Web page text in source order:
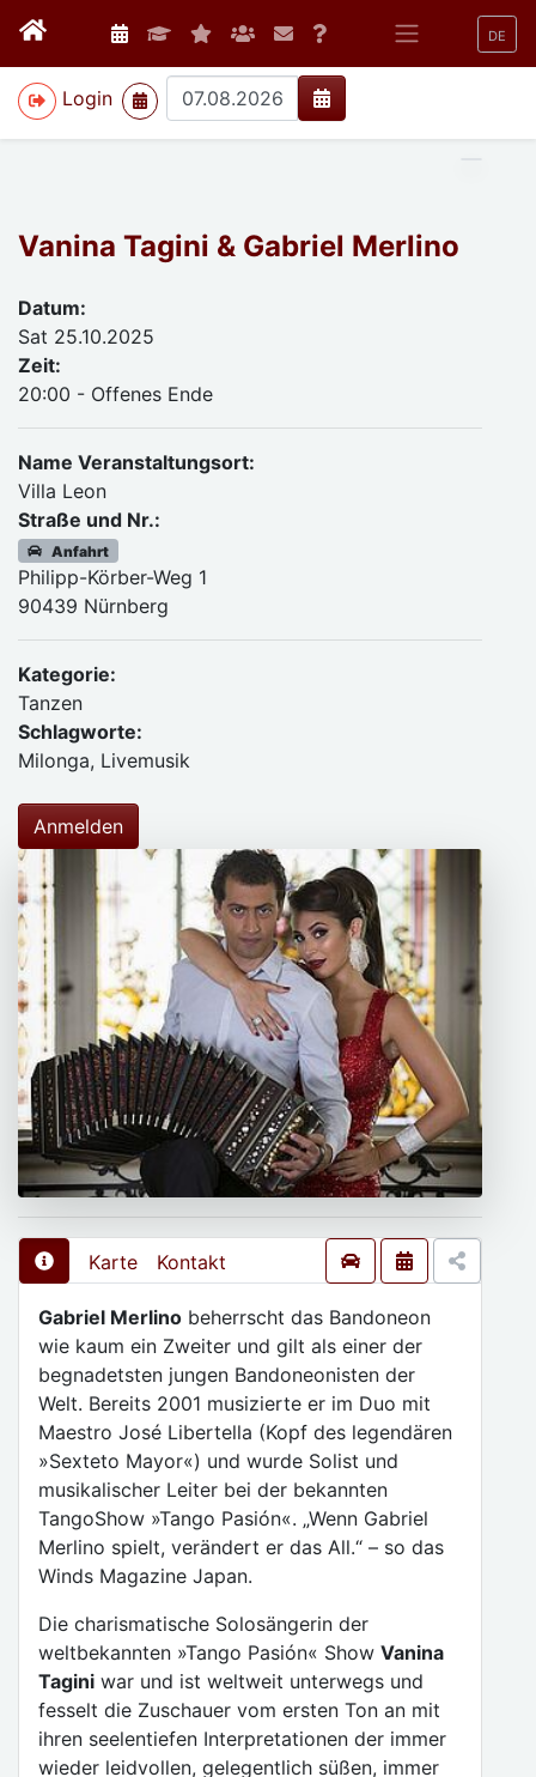
DE
Login
>
Vanina Tagini & Gabriel Merlino
Datum:
Sat 25.10.2025
Zeit:
20:00 - Offenes Ende
Name Veranstaltungsort:
Villa Leon
Straße und Nr.:
Anfahrt
Philipp-Körber-Weg 1
90439 Nürnberg
Kategorie:
Tanzen
Schlagworte:
Milonga, Livemusik
Anmelden
Karte Kontakt
Gabriel Merlino beherrscht das Bandoneon
wie kaum ein Zweiter und gilt als einer der
begnadetsten jungen Bandoneonisten der
Welt. Bereits 2001 musizierte er im Duo mit
Maestro José Libertella (Kopf des legendären
»Sexteto Mayor«) und wurde Solist und
musikalischer Leiter bei der bekannten
TangoShow »Tango Pasión«. „Wenn Gabriel
Merlino spielt, verändert er das All.“ – so das
Winds Magazine Japan.
Die charismatische Solosängerin der
weltbekannten »Tango Pasión« Show Vanina
Tagini war und ist weltweit unterwegs und
fesselt die Zuschauer vom ersten Ton an mit
ihren seelentiefen Interpretationen der immer
wieder leidvollen, gelegentlich süßen, immer